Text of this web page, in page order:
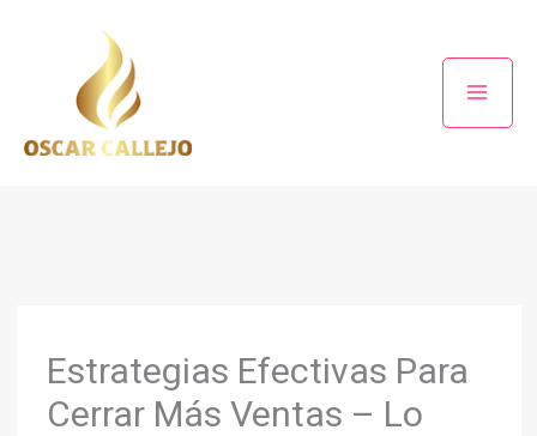
contenido
Estrategias Efectivas Para
Cerrar Más Ventas – Lo